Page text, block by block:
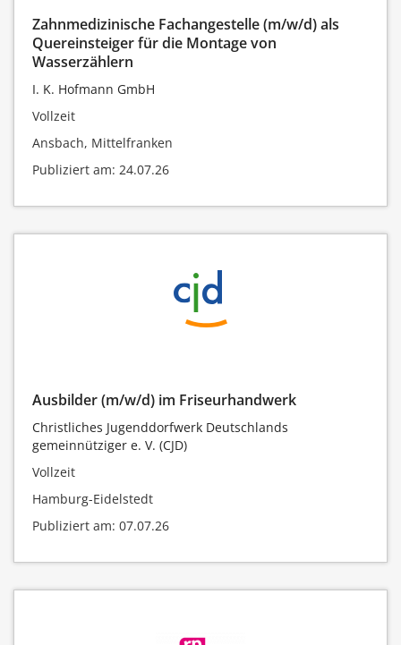
Zahnmedizinische Fachangestelle (m/w/d) als
Quereinsteiger für die Montage von
Wasserzählern
I. K. Hofmann GmbH
Vollzeit
Ansbach, Mittelfranken
Publiziert am: 24.07.26
Ausbilder (m/w/d) im Friseurhandwerk
Christliches Jugenddorfwerk Deutschlands
gemeinnütziger e. V. (CJD)
Vollzeit
Hamburg-Eidelstedt
Publiziert am: 07.07.26